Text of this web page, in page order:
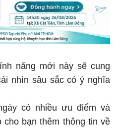
năng mới này sẽ cung
nhìn sâu sắc có ý nghĩa
có nhiều ưu điểm và
cho bạn thêm thông tin về